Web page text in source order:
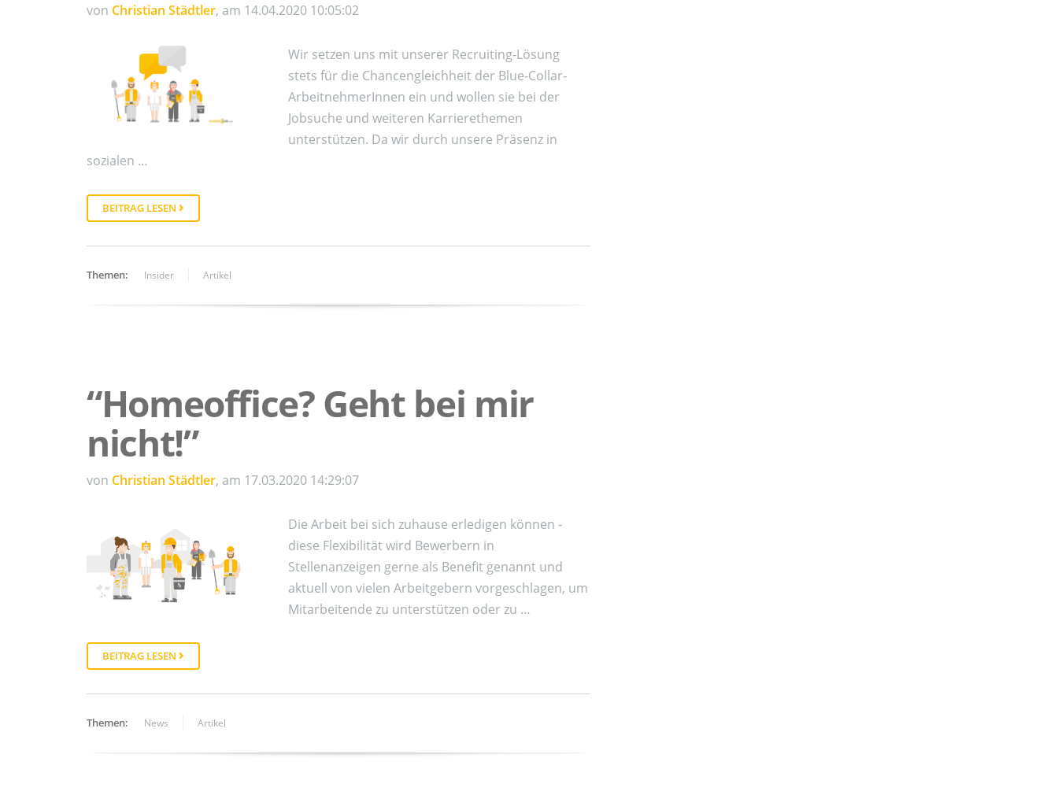
von Christian Städtler, am 14.04.2020 10:05:02
Wir setzen uns mit unserer Recruiting-Lösung
stets für die Chancengleichheit der Blue-Collar-
ArbeitnehmerInnen ein und wollen sie bei der
Jobsuche und weiteren Karrierethemen
unterstützen. Da wir durch unsere Präsenz in
sozialen …
BEITRAG LESEN
Themen: Insider Artikel
“Homeoffice? Geht bei mir
nicht!”
von Christian Städtler, am 17.03.2020 14:29:07
Die Arbeit bei sich zuhause erledigen können -
diese Flexibilität wird Bewerbern in
Stellenanzeigen gerne als Benefit genannt und
aktuell von vielen Arbeitgebern vorgeschlagen, um
Mitarbeitende zu unterstützen oder zu …
BEITRAG LESEN
Themen: News Artikel